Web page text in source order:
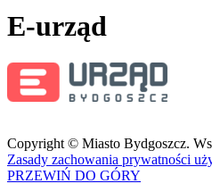
E-urząd
Copyright © Miasto Bydgoszcz.
Zasady zachowania prywatności
PRZEWIŃ DO GÓRY